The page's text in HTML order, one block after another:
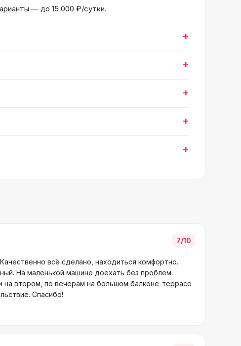
— до 15 000 ₽/сутки.
+
+
+
+
+
7/10
всё сделано, находиться комфортно.
На маленькой машине доехать без проблем.
на втором, по вечерам на большом балконе-террасе
Спасибо!